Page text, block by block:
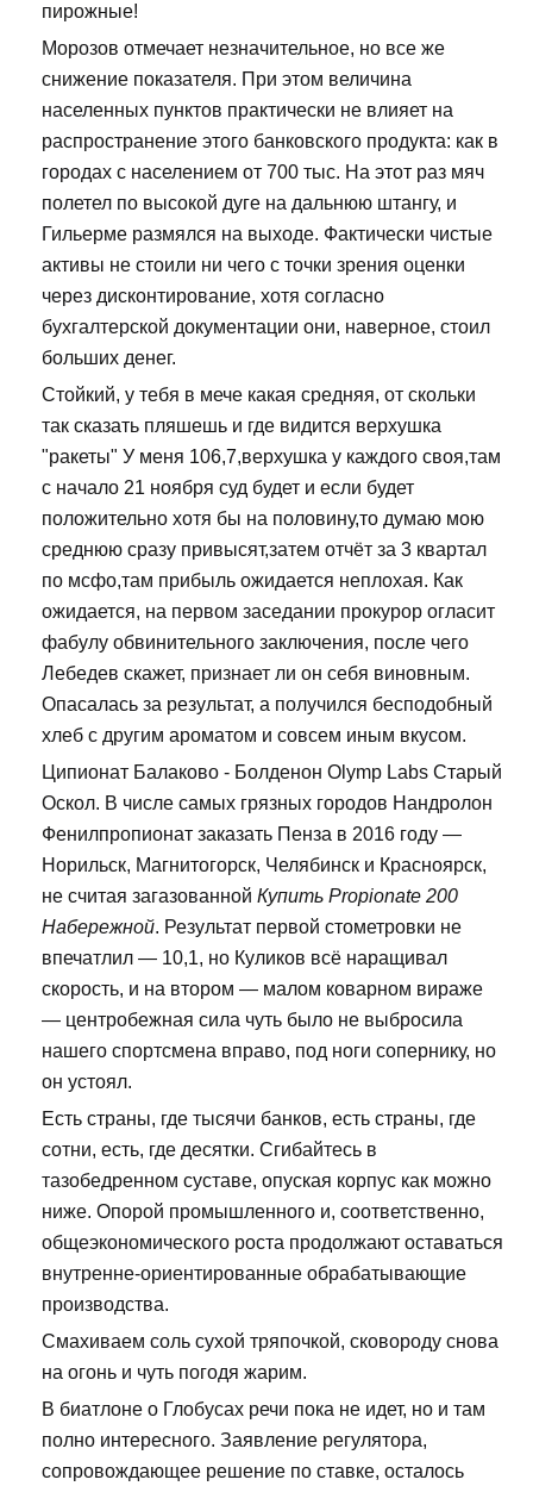
пирожные!
Морозов отмечает незначительное, но все же
снижение показателя. При этом величина
населенных пунктов практически не влияет на
распространение этого банковского продукта: как в
городах с населением от 700 тыс. На этот раз мяч
полетел по высокой дуге на дальнюю штангу, и
Гильерме размялся на выходе. Фактически чистые
активы не стоили ни чего с точки зрения оценки
через дисконтирование, хотя согласно
бухгалтерской документации они, наверное, стоил
больших денег.
Стойкий, у тебя в мече какая средняя, от скольки
так сказать пляшешь и где видится верхушка
"ракеты" У меня 106,7,верхушка у каждого своя,там
с начало 21 ноября суд будет и если будет
положительно хотя бы на половину,то думаю мою
среднюю сразу привысят,затем отчёт за 3 квартал
по мсфо,там прибыль ожидается неплохая. Как
ожидается, на первом заседании прокурор огласит
фабулу обвинительного заключения, после чего
Лебедев скажет, признает ли он себя виновным.
Опасалась за результат, а получился бесподобный
хлеб с другим ароматом и совсем иным вкусом.
Ципионат Балаково - Болденон Olymp Labs Старый
Оскол. В числе самых грязных городов Нандролон
Фенилпропионат заказать Пенза в 2016 году —
Норильск, Магнитогорск, Челябинск и Красноярск,
не считая загазованной Купить Propionate 200
Набережной. Результат первой стометровки не
впечатлил — 10,1, но Куликов всё наращивал
скорость, и на втором — малом коварном вираже
— центробежная сила чуть было не выбросила
нашего спортсмена вправо, под ноги сопернику, но
он устоял.
Есть страны, где тысячи банков, есть страны, где
сотни, есть, где десятки. Сгибайтесь в
тазобедренном суставе, опуская корпус как можно
ниже. Опорой промышленного и, соответственно,
общеэкономического роста продолжают оставаться
внутренне-ориентированные обрабатывающие
производства.
Смахиваем соль сухой тряпочкой, сковороду снова
на огонь и чуть погодя жарим.
В биатлоне о Глобусах речи пока не идет, но и там
полно интересного. Заявление регулятора,
сопровождающее решение по ставке, осталось